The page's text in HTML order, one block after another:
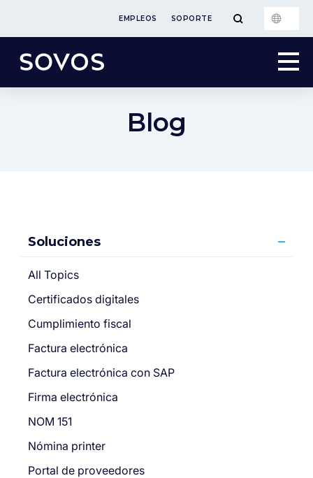
EMPLEOS SOPORTE
Blog
Soluciones
All Topics
Certificados digitales
Cumplimiento fiscal
Factura electrónica
Factura electrónica con SAP
Firma electrónica
NOM 151
Nómina printer
Portal de proveedores